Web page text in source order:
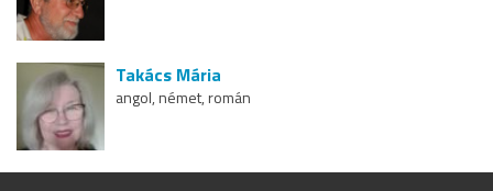
Takács Mária
angol, német, román